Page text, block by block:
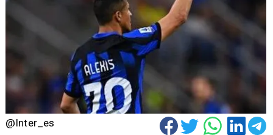
@Inter_es